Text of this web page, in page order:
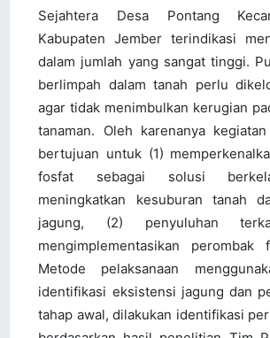
Sejahtera Desa Pontang
Kabupaten Jember terindikasi
dalam jumlah yang sangat tinggi.
berlimpah dalam tanah perlu
agar tidak menimbulkan kerugian
tanaman. Oleh karenanya
bertujuan untuk (1)
fosfat sebagai solusi
meningkatkan kesuburan tanah
jagung, (2) penyuluhan
mengimplementasikan
Metode pelaksanaan
identifikasi eksistensi jagung dan
tahap awal, dilakukan identifikasi